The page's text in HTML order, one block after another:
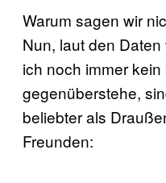
Warum sagen wir
Nun, laut den
ich noch immer
gegenüberstehe,
beliebter als
Freunden: